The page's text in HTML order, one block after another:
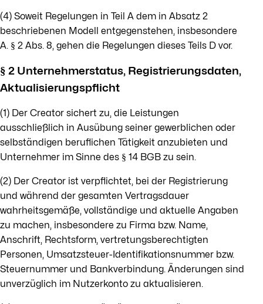
(4) Soweit Regelungen in Teil A dem in Absatz 2
beschriebenen Modell entgegenstehen, insbesondere
A. § 2 Abs. 8, gehen die Regelungen dieses Teils D vor.
§ 2 Unternehmerstatus, Registrierungsdaten,
Aktualisierungspflicht
(1) Der Creator sichert zu, die Leistungen
ausschließlich in Ausübung seiner gewerblichen oder
selbständigen beruflichen Tätigkeit anzubieten und
Unternehmer im Sinne des § 14 BGB zu sein.
(2) Der Creator ist verpflichtet, bei der Registrierung
und während der gesamten Vertragsdauer
wahrheitsgemäße, vollständige und aktuelle Angaben
zu machen, insbesondere zu Firma bzw. Name,
Anschrift, Rechtsform, vertretungsberechtigten
Personen, Umsatzsteuer-Identifikationsnummer bzw.
Steuernummer und Bankverbindung. Änderungen sind
unverzüglich im Nutzerkonto zu aktualisieren.